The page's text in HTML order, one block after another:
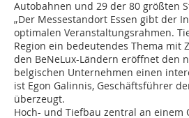
Autobahnen und 29 der 80 größten
„Der Messestandort Essen gibt der
optimalen Veranstaltungsrahmen.
Region ein bedeutendes Thema mit
den BeNeLux-Ländern eröffnet den
belgischen Unternehmen einen
ist Egon Galinnis, Geschäftsführer
überzeugt.
Hoch- und Tiefbau zentral an einem